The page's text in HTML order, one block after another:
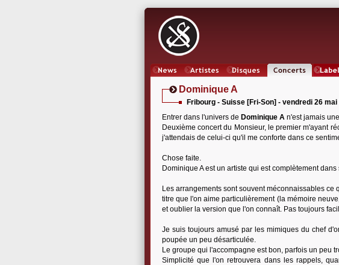
Dominique A
Fribourg - Suisse [Fri-Son] - vendredi 26 mai
Entrer dans l'univers de Dominique A n'est jamais
Deuxième concert du Monsieur, le premier m'ayant
j'attendais de celui-ci qu'il me conforte dans ce
Chose faite.
Dominique A est un artiste qui est complètement
Les arrangements sont souvent méconnaissables
titre que l'on aime particulièrement (la mémoire
et oublier la version que l'on connaît. Pas toujours
Je suis toujours amusé par les mimiques du chef
poupée un peu désarticulée.
Le groupe qui l'accompagne est bon, parfois un peu
Simplicité que l'on retrouvera dans les rappels,